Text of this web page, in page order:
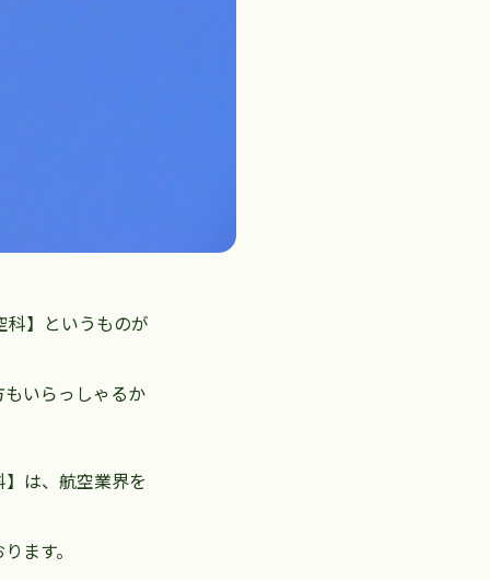
科】というものが
いらっしゃるか
は、航空業界を
ます。